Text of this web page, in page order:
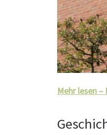
Mehr lesen –